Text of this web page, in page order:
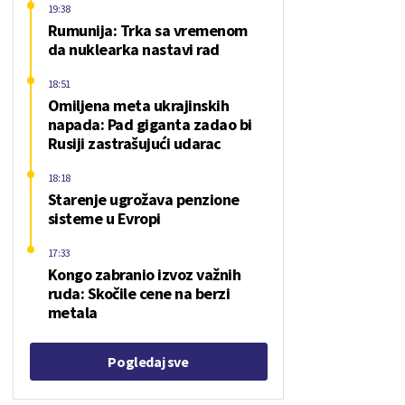
Rumunija: Trka sa vremenom
da nuklearka nastavi rad
19:38
Omiljena meta ukrajinskih
napada: Pad giganta zadao bi
Rusiji zastrašujući udarac
18:51
Starenje ugrožava penzione
sisteme u Evropi
18:18
Kongo zabranio izvoz važnih
ruda: Skočile cene na berzi
metala
17:33
Pogledaj sve